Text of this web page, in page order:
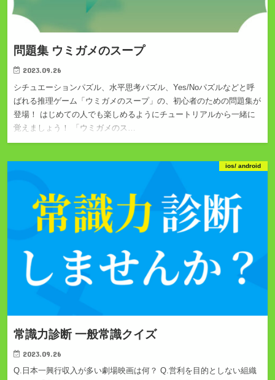
問題集 ウミガメのスープ
2023.09.26
シチュエーションパズル、水平思考パズル、Yes/Noパズルなどと呼
ばれる推理ゲーム「ウミガメのスープ」の、初心者のための問題集が
登場！ はじめての人でも楽しめるようにチュートリアルから一緒に
覚えましょう！ 「ウミガメのス…
ios/ android
常識力診断 一般常識クイズ
2023.09.26
Q.日本一興行収入が多い劇場映画は何？ Q.営利を目的としない組織